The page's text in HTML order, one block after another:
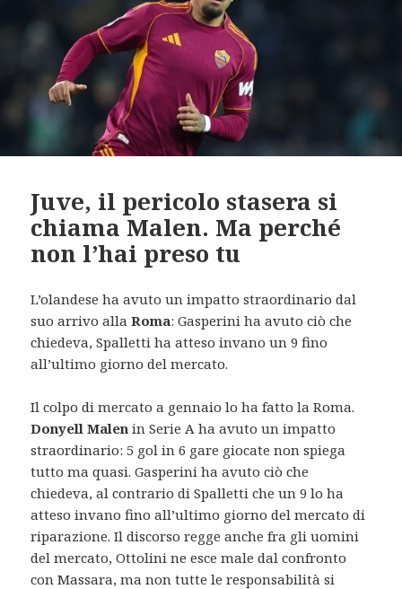
Juve, il pericolo stasera si
chiama Malen. Ma perché
non l’hai preso tu
L’olandese ha avuto un impatto straordinario dal
suo arrivo allaRoma: Gasperini ha avuto ciò che
chiedeva, Spalletti ha atteso invano un 9 fino
all’ultimo giorno del mercato.
Il colpo di mercato a gennaio lo ha fatto la Roma.
Donyell Malen in Serie A ha avuto un impatto
straordinario: 5 gol in 6 gare giocate non spiega
tutto ma quasi. Gasperini ha avuto ciò che
chiedeva, al contrario di Spalletti che un 9 lo ha
atteso invano fino all’ultimo giorno del mercato di
riparazione. Il discorso regge anche fra gli uomini
del mercato, Ottolini ne esce male dal confronto
con Massara, ma non tutte le responsabilità si